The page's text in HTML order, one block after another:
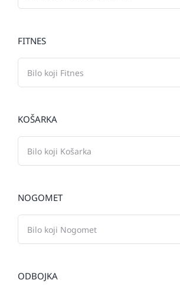
FITNES
KOŠARKA
NOGOMET
ODBOJKA